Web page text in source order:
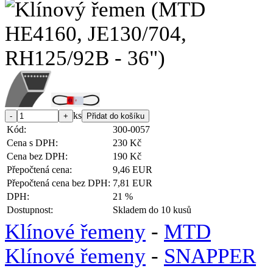
ks
Kód:
300-0057
Cena s DPH:
230 Kč
Cena bez DPH:
190 Kč
Přepočtená cena:
9,46 EUR
Přepočtená cena bez DPH: 7,81 EUR
DPH:
21 %
Dostupnost:
Skladem do 10 kusů
Klínové řemeny - MTD
Klínové řemeny - SNAPPER